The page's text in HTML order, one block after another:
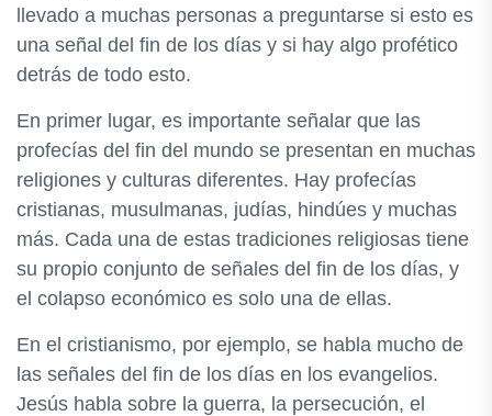
llevado a muchas personas a preguntarse si esto es
una señal del fin de los días y si hay algo profético
detrás de todo esto.
En primer lugar, es importante señalar que las
profecías del fin del mundo se presentan en muchas
religiones y culturas diferentes. Hay profecías
cristianas, musulmanas, judías, hindúes y muchas
más. Cada una de estas tradiciones religiosas tiene
su propio conjunto de señales del fin de los días, y
el colapso económico es solo una de ellas.
En el cristianismo, por ejemplo, se habla mucho de
las señales del fin de los días en los evangelios.
Jesús habla sobre la guerra, la persecución, el